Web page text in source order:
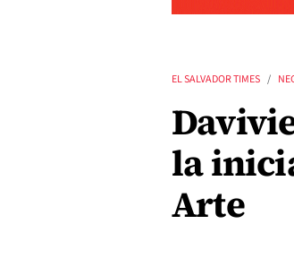
EL SALVADOR TIMES
la
Arte